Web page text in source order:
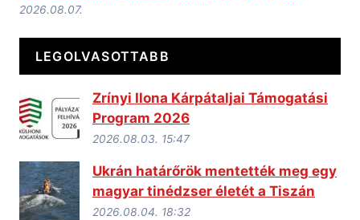
2026.08.07.
LEGOLVASOTTABB
Zrínyi Ilona Kárpátaljai Támogatási
Program 2026
2026.08.03. 15:47
Ukrán határőrök mentették meg egy
magyar tinédzser életét a Tiszán
2026.08.04. 18:32